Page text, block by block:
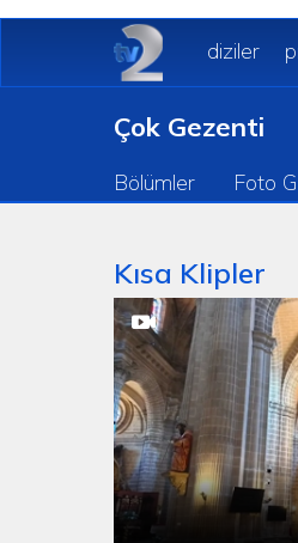
diziler
Çok Gezenti
Bölümler
Foto
Kısa Klipler